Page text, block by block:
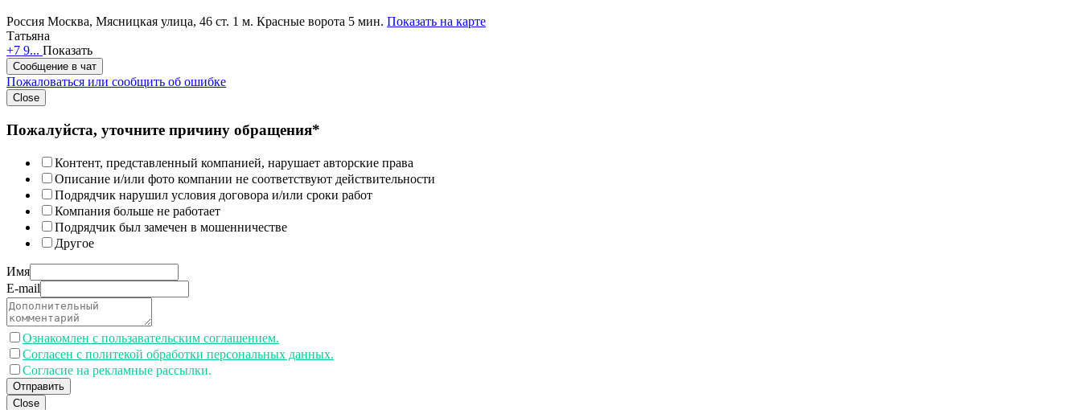
Россия Москва, Мясницкая улица, 46 ст. 1 м. Красные ворота 5 мин. Показать на карте
Татьяна
+7 9... Показать
Сообщение в чат
Пожаловаться или сообщить об ошибке
Close
Пожалуйста, уточните причину обращения*
Контент, представленный компанией, нарушает авторские права
Описание и/или фото компании не соответствуют действительности
Подрядчик нарушил условия договора и/или сроки работ
Компания больше не работает
Подрядчик был замечен в мошенничестве
Другое
Имя
E-mail
Ознакомлен с пользавательским соглашением.
Согласен с политекой обработки персональных данных.
Согласие на рекламные рассылки.
Отправить
Close